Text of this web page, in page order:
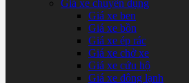
Giá xe chuyên dụng
Giá xe ben
Giá xe bồn
Giá xe ép rác
Giá xe chở xe
Giá xe cứu hộ
Giá xe đông lạnh